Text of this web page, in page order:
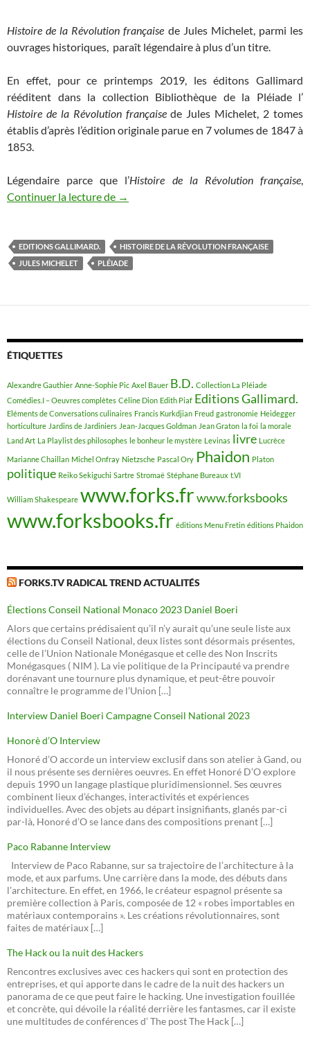
Histoire de la Révolution française de Jules Michelet, parmi les
ouvrages historiques, paraît légendaire à plus d’un titre.
En effet, pour ce printemps 2019, les éditons Gallimard
rééditent dans la collection Bibliothèque de la Pléiade l’
Histoire de la Révolution françaisede Jules Michelet, 2 tomes
établis d’après l’édition originale parue en 7 volumes de 1847 à
1853.
Légendaire parce que l’Histoire de la Révolution française,
Continuer la lecture de La Pléiade: Histoire de la Révolution
→
EDITIONS GALLIMARD.
HISTOIRE DE LA RÉVOLUTION FRANÇAISE
JULES MICHELET
PLÉIADE
ÉTIQUETTES
Alexandre Gauthier Anne-Sophie Pic Axel Bauer B.D. Collection La Pléiade
Comédies.I – Oeuvres complètes Céline Dion Edith Piaf Editions Gallimard.
Eléments de Conversations culinaires Francis Kurkdjian Freud gastronomie Heidegger
horticulture Jardins de Jardiniers Jean-Jacques Goldman Jean Graton la foi la morale
Land Art La Playlist des philosophes le bonheur le mystère Levinas livre Lucrèce
Marianne Chaillan Michel Onfray Nietzsche Pascal Ory Phaidon Platon
politique Reiko Sekiguchi Sartre Stromaë Stéphane Bureaux t.VI
William Shakespeare www.forks.frwww.forksbooks
www.forksbooks.fr éditions Menu Fretin éditions Phaidon
FORKS.TV RADICAL TREND ACTUALITÉS
Élections Conseil National Monaco 2023 Daniel Boeri
Alors que certains prédisaient qu’il n’y aurait qu’une seule liste aux
élections du Conseil National, deux listes sont désormais présentes,
celle de l’Union Nationale Monégasque et celle des Non Inscrits
Monégasques ( NIM ). La vie politique de la Principauté va prendre
dorénavant une tournure plus dynamique, et peut-être pouvoir
connaître le programme de l’Union […]
Interview Daniel Boeri Campagne Conseil National 2023
Honorè d’O Interview
Honoré d’O accorde un interview exclusif dans son atelier à Gand, ou
il nous présente ses dernières oeuvres. En effet Honoré D’O explore
depuis 1990 un langage plastique pluridimensionnel. Ses œuvres
combinent lieux d’échanges, interactivités et expériences
individuelles. Avec des objets au départ insignifiants, glanés par-ci
par-là, Honoré d’O se lance dans des compositions prenant […]
Paco Rabanne Interview
Interview de Paco Rabanne, sur sa trajectoire de l’architecture à la
mode, et aux parfums. Une carrière dans la mode, des débuts dans
l’architecture. En effet, en 1966, le créateur espagnol présente sa
première collection à Paris, composée de 12 « robes importables en
matériaux contemporains ». Les créations révolutionnaires, sont
faites de matériaux […]
The Hack ou la nuit des Hackers
Rencontres exclusives avec ces hackers qui sont en protection des
entreprises, et qui apporte dans le cadre de la nuit des hackers un
panorama de ce que peut faire le hacking. Une investigation fouillée
et concrète, qui dévoile la réalité derrière les fantasmes, car il existe
une multitudes de conférences d’ The post The Hack […]